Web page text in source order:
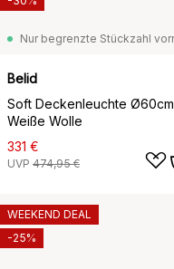
Belid
Soft Deckenleuchte Ø60cm,
Weiße Wolle
331 €
UVP 474,95 €
WEEKEND DEAL
-25%